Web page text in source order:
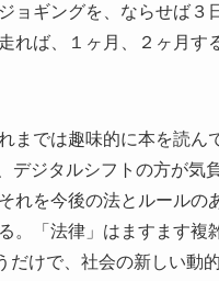
ョギングを、ならせば
れば、１ヶ月、２ヶ月
までは趣味的に本を読ん
デジタルシフトの方が
れを今後の法とルール
。「法律」はますます複
だけで、社会の新しい動